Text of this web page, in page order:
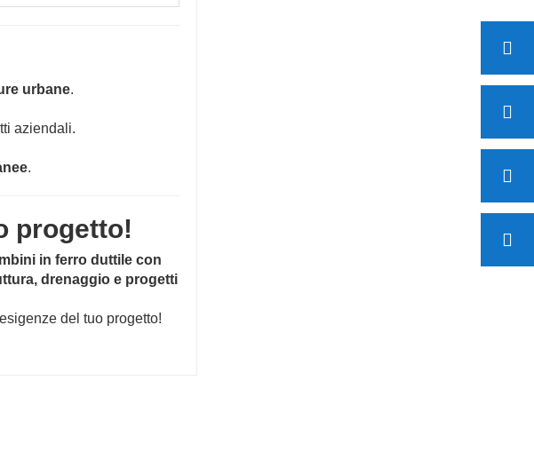
urbane.
aziendali.
.
progetto!
in ferro duttile con
drenaggio e progetti
del tuo progetto!